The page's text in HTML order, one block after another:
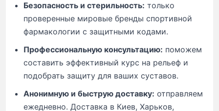
Безопасность и стерильность: только
проверенные мировые бренды спортивной
фармакологии с защитными кодами.
Профессиональную консультацию: поможем
составить эффективный курс на рельеф и
подобрать защиту для ваших суставов.
Анонимную и быструю доставку: отправляем
ежедневно. Доставка в Киев, Харьков,